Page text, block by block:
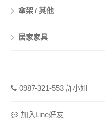
傘架 / 其他
居家家具
0987-321-553 許小姐
加入Line好友